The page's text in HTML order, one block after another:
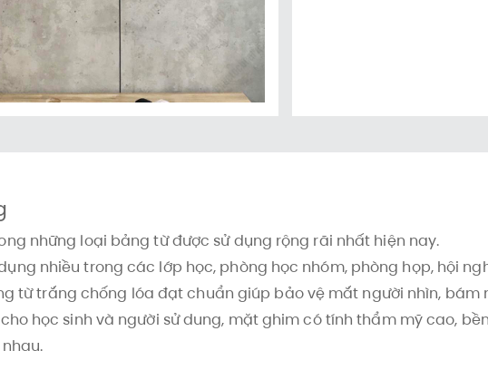
những loại bảng từ được sử dụng rộng rãi nhất hiện nay.
nhiều trong các lớp học, phòng học nhóm, phòng họp, hội
từ trắng chống lóa đạt chuẩn giúp bảo vệ mắt người nhìn, bám
học sinh và người sử dung, mặt ghim có tính thẩm mỹ cao,